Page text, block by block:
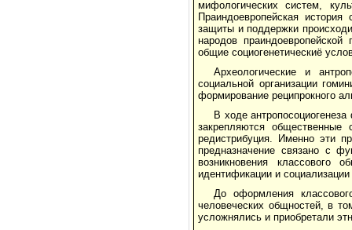
мифологических систем,
Праиндоевропейская
защиты и поддержки
народов
общие социогенетическиё
Археологические и
социальной органи­зации
формирование реципрокного
В ходе
закрепляются
редистрибуция. Именно эти
предназначение связано с
возникновения классового
идентификации и
До оформления
человеческих об­щностей, в
усложнялись и приобретали